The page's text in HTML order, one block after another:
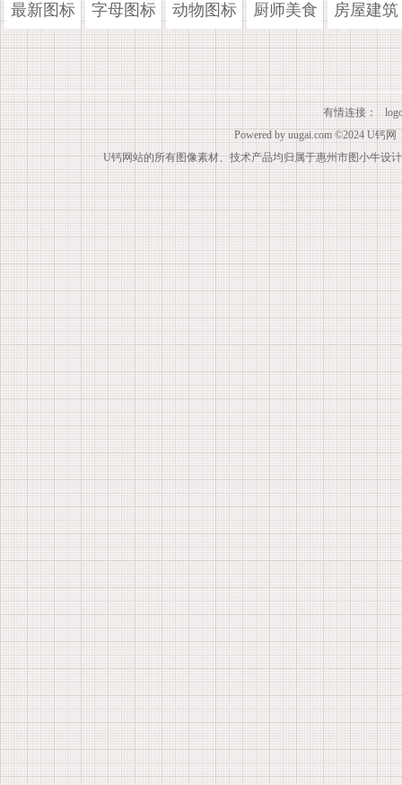
最新图标 字母图标 动物图标 厨师美食 房屋建筑
有情连接：
Powered by uugai.com ©2024 U钙网
U钙网站的所有图像素材、技术产品均归属于惠州市图小牛设